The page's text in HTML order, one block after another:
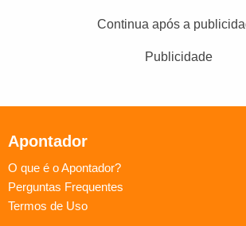
Continua após a
Publicidade
Apontador
O que é o Apontador?
Perguntas Frequentes
Termos de Uso